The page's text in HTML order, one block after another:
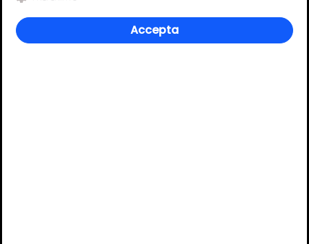
Culoare
Alb
Accepta